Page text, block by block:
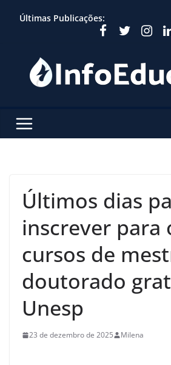
Últimas Publicações:
Últimos dias
inscrever para
cursos de
doutorado
Unesp
23 de dezembro de 2025 Milena